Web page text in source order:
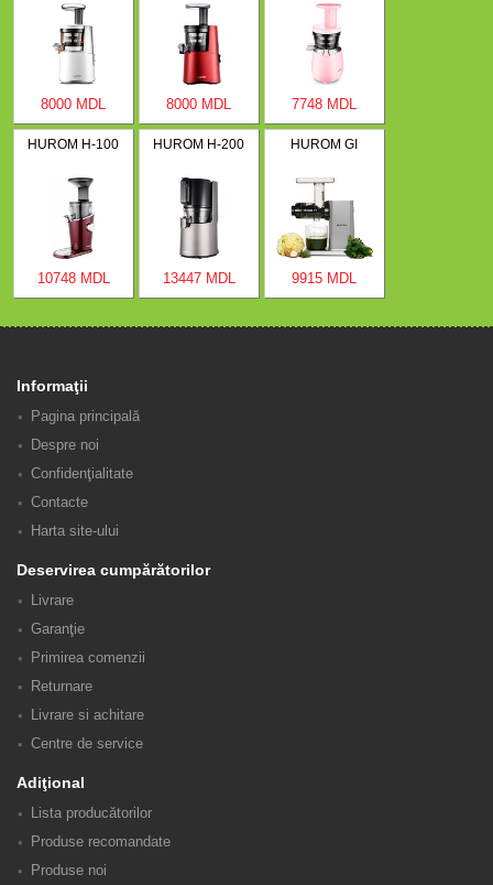
8000 MDL 8000 MDL 7748 MDL
HUROM H-100
10748 MDL
HUROM H-200
13447 MDL
HUROM GI
9915 MDL
Informaţii
Pagina principală
Despre noi
Confidenţialitate
Contacte
Harta site-ului
Deservirea cumpărătorilor
Livrare
Garanţie
Primirea comenzii
Returnare
Livrare si achitare
Centre de service
Adiţional
Lista producătorilor
Produse recomandate
Produse noi